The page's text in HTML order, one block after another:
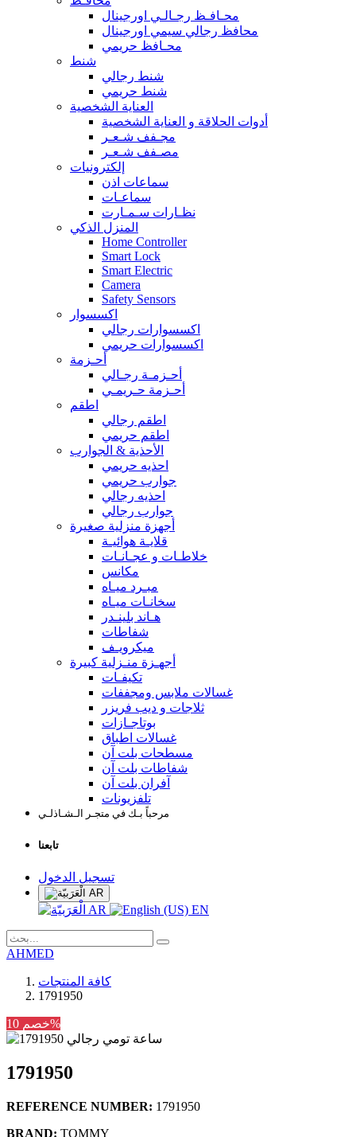
محـافـظ رجـالـي اورجينال
محافظ رجالي سيمي اورجينال
محـافظ حريمي
شنط
شنط رجالي
شنط حريمي
العناية الشخصية
أدوات الحلاقة و العناية الشخصية
مجـفف شـعـر
مصـفف شـعـر
إلكترونيات
سماعات اذن
سماعـات
نظـارات سـمـارت
المنزل الذكي
Home Controller
Smart Lock
Smart Electric
Camera
Safety Sensors
اكسسوار
اكسسوارات رجالي
اكسسوارات حريمي
أحـزمة
أحـزمـة رجـالي
أحـزمة حـريمـي
اطقم
اطقم رجالي
اطقم حريمي
الأحذية & الجوارب
احذيه حريمي
جوارب حريمي
احذيه رجالي
جوارب رجالي
أجهزة منزلية صغيرة
قلايـة هوائيـة
خلاطـات و عجـانـات
مكانس
مبـرد ميـاه
سخانـات ميـاه
هـاند بلينـدر
شفاطات
ميكرويـف
أجهـزة منـزلية كبيرة
تكيفـات
غسالات ملابس ومجففات
ثلاجات و ديب فريزر
بوتاجـازات
غسالات اطباق
مسطحات بلت آن
شفاطات بلت آن
آفران بلت آن
تلفزيونات
مرحباً بـك في متجـر الـشـاذلـي
تابعنا
تسجيل الدخول
AR
AR EN
AHMED
كافة المنتجات
1791950
خصم 10%
1791950
REFERENCE NUMBER: 1791950
BRAND: TOMMY